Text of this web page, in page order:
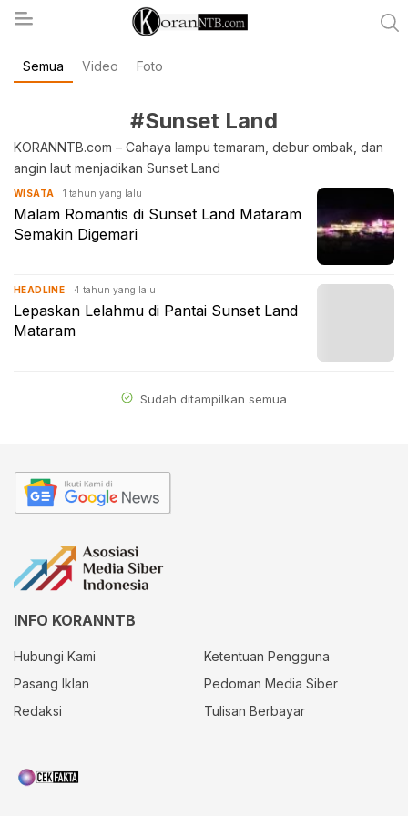
koranntb.com
Semua Video Foto
#Sunset Land
KORANNTB.com – Cahaya lampu temaram, debur ombak, dan
angin laut menjadikan Sunset Land
WISATA 1 tahun yang lalu
Malam Romantis di Sunset Land Mataram
Semakin Digemari
HEADLINE 4 tahun yang lalu
Lepaskan Lelahmu di Pantai Sunset Land
Mataram
Sudah ditampilkan semua
INFO KORANNTB
Hubungi Kami
Ketentuan Pengguna
Pasang Iklan
Pedoman Media Siber
Redaksi
Tulisan Berbayar